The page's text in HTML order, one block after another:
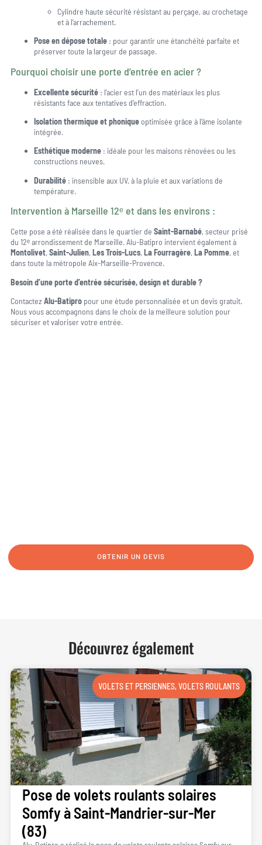
Cylindre haute sécurité résistant au perçage, au crochetage
et à l’arrachement.
Pose en dépose totale: pour garantir une étanchéité parfaite et
préserver toute la largeur de passage.
Pourquoi choisir une porte d’entrée en acier ?
Excellente sécurité: l’acier est l’un des matériaux les plus
résistants face aux tentatives d’effraction.
Isolation thermique et phoniqueoptimisée grâce à l’âme isolante
intégrée.
Esthétique moderne: idéale pour les maisons rénovées ou les
constructions neuves.
Durabilité: insensible aux UV, à la pluie et aux variations de
température.
Intervention à Marseille 12ᵉ et dans les environs :
Cette pose a été réalisée dans le quartier de Saint-Barnabé, secteur prisé
du 12ᵉ arrondissement de Marseille. Alu-Batipro intervient également à
Montolivet, Saint-Julien, Les Trois-Lucs, La Fourragère, La Pomme, et
dans toute la métropole Aix-Marseille-Provence.
Besoin d’une porte d’entrée sécurisée, design et durable ?
Contactez Alu-Batipropour une étude personnalisée et un devis gratuit.
Nous vous accompagnons dans le choix de la meilleure solution pour
sécuriser et valoriser votre entrée.
OBTENIR UN DEVIS
Découvrez également
VOLETS ET PERSIENNES,VOLETS ROULANTS
Pose de volets roulants solaires
Somfy à Saint-Mandrier-sur-Mer
(83)